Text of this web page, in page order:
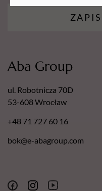
Aba Group
ul. Robotnicza 70D
53-608 Wrocław
+48 71 727 60 16
bok@e-abagroup.com